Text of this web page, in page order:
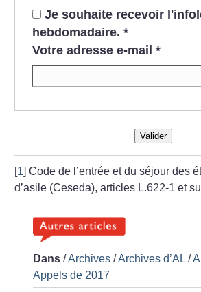
Je souhaite recevoir
hebdomadaire. *
Votre adresse e-mail *
Valider
1 ]Code de l’entrée et du séjour des
d’asile (Ceseda), articles L.622-1 et
Dans /Archives /Archives d’AL /
Appels de 2017